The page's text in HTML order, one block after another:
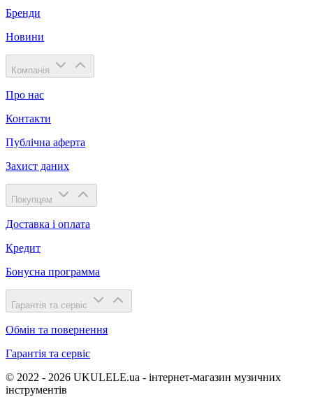
Бренди
Новини
Компанія
Про нас
Контакти
Публічна аферта
Захист даних
Покупцям
Доставка і оплата
Кредит
Бонусна программа
Гарантія та сервіс
Обмін та повернення
Гарантія та сервіс
© 2022 - 2026 UKULELE.ua - інтернет-магазин музичних
інструментів